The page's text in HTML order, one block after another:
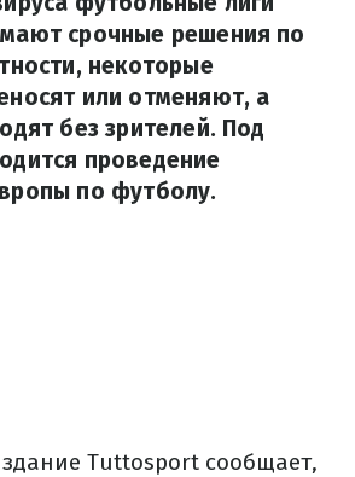
срочные решения по
некоторые
или отменяют, а
без зрителей. Под
проведение
по футболу.
Tuttosport сообщает,